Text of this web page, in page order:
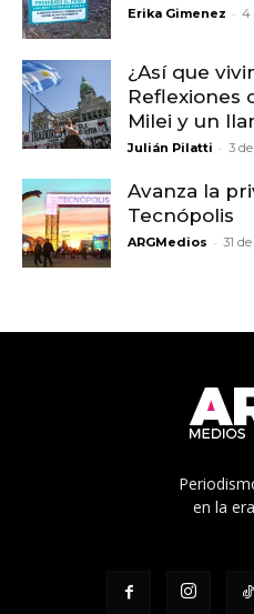
Erika Gimenez - 4
¿Así que
Reflexiones
Milei y un
Julián Pilatti - 3
Avanza la
Tecnópolis
ARGMedios - 31
en la